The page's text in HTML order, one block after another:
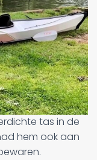
tas in de
hem ook aan